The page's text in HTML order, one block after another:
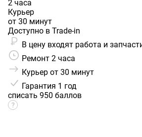
2 часа
Курьер
от 30 минут
Доступно в Trade-in
В цену входят работа и
Ремонт 2 часа
Курьер от 30 минут
Гарантия 1 год
списать 950 баллов